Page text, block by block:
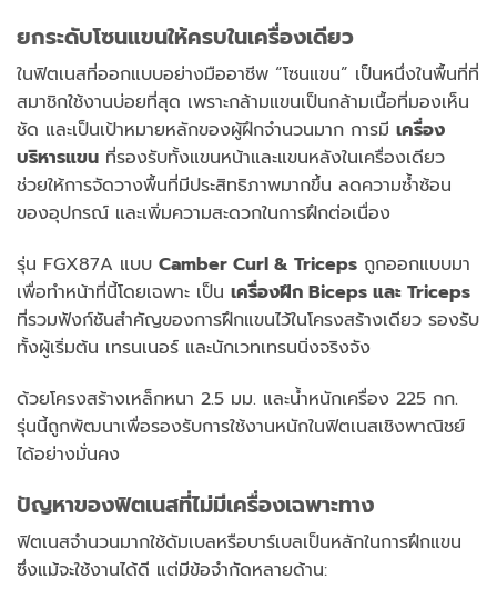
ยกระดับโซนแขนให้ครบในเครื่องเดียว
ในฟิตเนสที่ออกแบบอย่างมืออาชีพ “โซนแขน” เป็นหนึ่งในพื้นที่ที่
สมาชิกใช้งานบ่อยที่สุด เพราะกล้ามแขนเป็นกล้ามเนื้อที่มองเห็น
ชัด และเป็นเป้าหมายหลักของผู้ฝึกจำนวนมาก การมี เครื่อง
บริหารแขน ที่รองรับทั้งแขนหน้าและแขนหลังในเครื่องเดียว
ช่วยให้การจัดวางพื้นที่มีประสิทธิภาพมากขึ้น ลดความซ้ำซ้อน
ของอุปกรณ์ และเพิ่มความสะดวกในการฝึกต่อเนื่อง
รุ่น FGX87A แบบ Camber Curl & Triceps ถูกออกแบบมา
เพื่อทำหน้าที่นี้โดยเฉพาะ เป็น เครื่องฝึก Biceps และ Triceps
ที่รวมฟังก์ชันสำคัญของการฝึกแขนไว้ในโครงสร้างเดียว รองรับ
ทั้งผู้เริ่มต้น เทรนเนอร์ และนักเวทเทรนนิ่งจริงจัง
ด้วยโครงสร้างเหล็กหนา 2.5 มม. และน้ำหนักเครื่อง 225 กก.
รุ่นนี้ถูกพัฒนาเพื่อรองรับการใช้งานหนักในฟิตเนสเชิงพาณิชย์
ได้อย่างมั่นคง
ปัญหาของฟิตเนสที่ไม่มีเครื่องเฉพาะทาง
ฟิตเนสจำนวนมากใช้ดัมเบลหรือบาร์เบลเป็นหลักในการฝึกแขน
ซึ่งแม้จะใช้งานได้ดี แต่มีข้อจำกัดหลายด้าน: